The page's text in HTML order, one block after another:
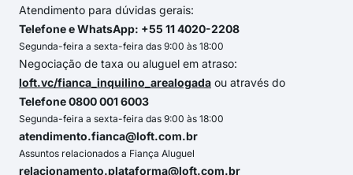
Atendimento para dúvidas gerais:
Telefone e WhatsApp: +55 11 4020-2208
Segunda-feira a sexta-feira das 9:00 às 18:00
Negociação de taxa ou aluguel em atraso:
loft.vc/fianca_inquilino_arealogada ou através do
Telefone 0800 001 6003
Segunda-feira a sexta-feira das 9:00 às 18:00
atendimento.fianca@loft.com.br
Assuntos relacionados a Fiança Aluguel
relacionamento.plataforma@loft.com.br